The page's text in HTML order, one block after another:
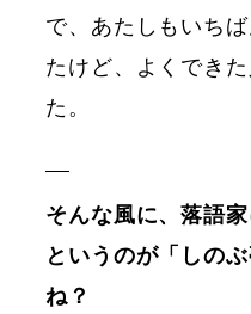
で、あたしもいち
たけど、よくでき
た。
そんな風に、落語
というのが「しの
ね？